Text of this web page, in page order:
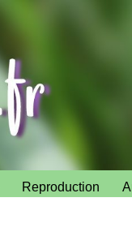
Reproduction